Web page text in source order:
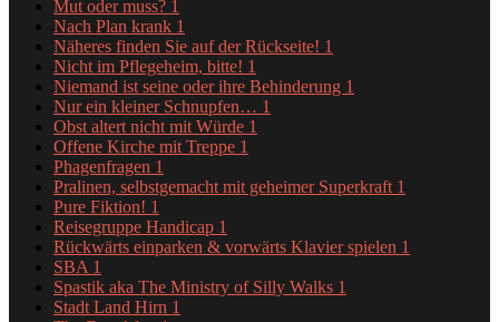
Mut oder muss? 1
Nach Plan krank 1
Näheres finden Sie auf der Rückseite! 1
Nicht im Pflegeheim, bitte! 1
Niemand ist seine oder ihre Behinderung 1
Nur ein kleiner Schnupfen… 1
Obst altert nicht mit Würde 1
Offene Kirche mit Treppe 1
Phagenfragen 1
Pralinen, selbstgemacht mit geheimer Superkraft 1
Pure Fiktion! 1
Reisegruppe Handicap 1
Rückwärts einparken & vorwärts Klavier spielen 1
SBA 1
Spastik aka The Ministry of Silly Walks 1
Stadt Land Hirn 1